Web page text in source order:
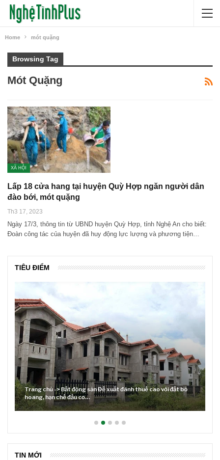
Home mót quặng
Browsing Tag
Mót Quặng
XÃ HỘI
Lấp 18 cửa hang tại huyện Quỳ Hợp ngăn người dân
đào bới, mót quặng
Th3 17, 2023
Ngày 17/3, thông tin từ UBND huyện Quỳ Hợp, tỉnh Nghệ An cho biết:
Đoàn công tác của huyện đã huy động lực lượng và phương tiện…
TIÊU ĐIỂM
Trang chủ -> Bất động sản Đề xuất đánh thuế cao với đất bỏ
hoang, hạn chế đầu cơ…
TIN MỚI